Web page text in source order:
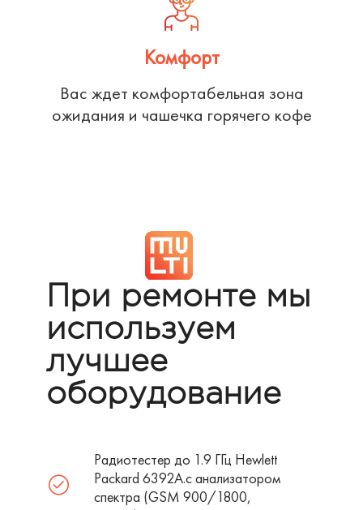
Комфорт
Вас ждет комфортабельная зона
ожидания и чашечка горячего кофе
При ремонте мы
используем
лучшее
оборудование
Радиотестер до 1.9 ГГц Hewlett
Packard 6392A.с анализатором
спектра (GSM 900/1800,